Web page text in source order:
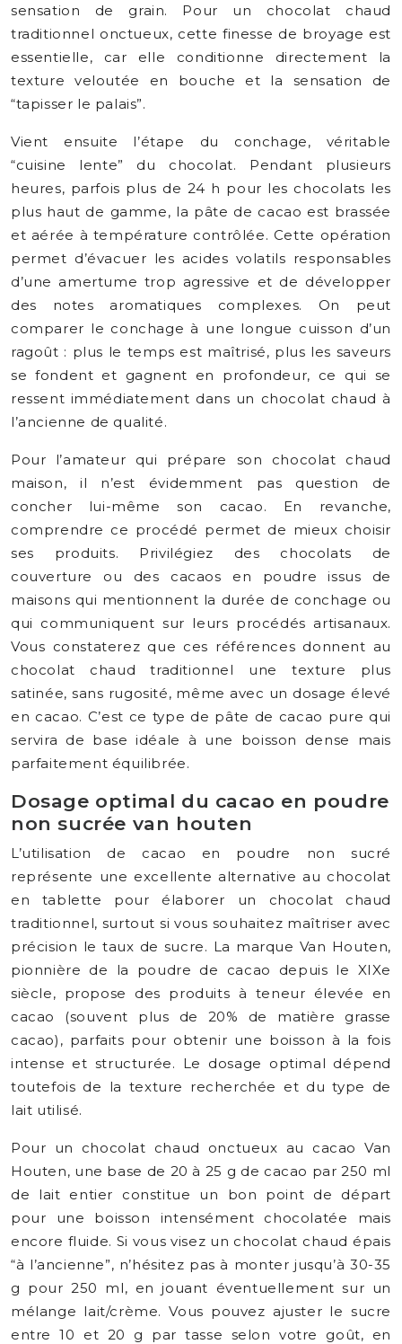
sensation de grain. Pour un chocolat chaud
traditionnel onctueux, cette finesse de broyage est
essentielle, car elle conditionne directement la
texture veloutée en bouche et la sensation de
“tapisser le palais”.
Vient ensuite l’étape du conchage, véritable
“cuisine lente” du chocolat. Pendant plusieurs
heures, parfois plus de 24 h pour les chocolats les
plus haut de gamme, la pâte de cacao est brassée
et aérée à température contrôlée. Cette opération
permet d’évacuer les acides volatils responsables
d’une amertume trop agressive et de développer
des notes aromatiques complexes. On peut
comparer le conchage à une longue cuisson d’un
ragoût : plus le temps est maîtrisé, plus les saveurs
se fondent et gagnent en profondeur, ce qui se
ressent immédiatement dans un chocolat chaud à
l’ancienne de qualité.
Pour l’amateur qui prépare son chocolat chaud
maison, il n’est évidemment pas question de
concher lui-même son cacao. En revanche,
comprendre ce procédé permet de mieux choisir
ses produits. Privilégiez des chocolats de
couverture ou des cacaos en poudre issus de
maisons qui mentionnent la durée de conchage ou
qui communiquent sur leurs procédés artisanaux.
Vous constaterez que ces références donnent au
chocolat chaud traditionnel une texture plus
satinée, sans rugosité, même avec un dosage élevé
en cacao. C’est ce type de pâte de cacao pure qui
servira de base idéale à une boisson dense mais
parfaitement équilibrée.
Dosage optimal du cacao en poudre
non sucrée van houten
L’utilisation de cacao en poudre non sucré
représente une excellente alternative au chocolat
en tablette pour élaborer un chocolat chaud
traditionnel, surtout si vous souhaitez maîtriser avec
précision le taux de sucre. La marque Van Houten,
pionnière de la poudre de cacao depuis le XIXe
siècle, propose des produits à teneur élevée en
cacao (souvent plus de 20% de matière grasse
cacao), parfaits pour obtenir une boisson à la fois
intense et structurée. Le dosage optimal dépend
toutefois de la texture recherchée et du type de
lait utilisé.
Pour un chocolat chaud onctueux au cacao Van
Houten, une base de 20 à 25 g de cacao par 250 ml
de lait entier constitue un bon point de départ
pour une boisson intensément chocolatée mais
encore fluide. Si vous visez un chocolat chaud épais
“à l’ancienne”, n’hésitez pas à monter jusqu’à 30-35
g pour 250 ml, en jouant éventuellement sur un
mélange lait/crème. Vous pouvez ajuster le sucre
entre 10 et 20 g par tasse selon votre goût, en